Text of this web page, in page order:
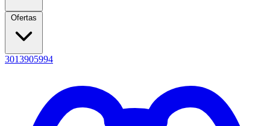
Ofertas
3013905994